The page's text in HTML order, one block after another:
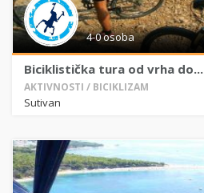
4-0 osoba
Biciklistička tura od vrha do...
AKTIVNOSTI / BICIKLIZAM
Sutivan